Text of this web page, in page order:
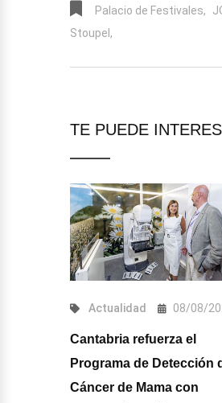
Palacio de Festivales,
Stoupel,
TE PUEDE
Actualidad 08/08/
Cantabria refuerza el
Programa de Detección
Cáncer de Mama con